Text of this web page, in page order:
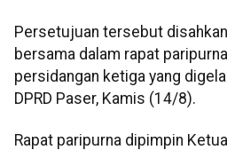
Persetujuan tersebut
bersama dalam rapat
persidangan ketiga yang
DPRD Paser, Kamis (14/8).
Rapat paripurna dipimpin